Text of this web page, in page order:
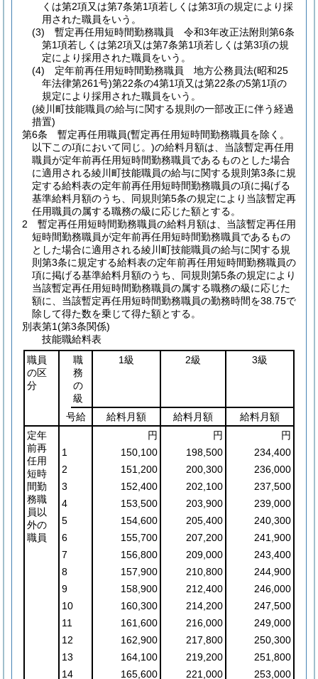
くは第2項又は第7条第1項若しくは第3項の規定により採
用された職員をいう。
(3)
暫定再任用短時間勤務職員 令和3年改正法附則第6条
第1項若しくは第2項又は第7条第1項若しくは第3項の規
定により採用された職員をいう。
(4)
定年前再任用短時間勤務職員 地方公務員法(昭和25
年法律第261号)第22条の4第1項又は第22条の5第1項の
規定により採用された職員をいう。
(綾川町技能職員の給与に関する規則の一部改正に伴う経過
措置)
第6条
暫定再任用職員(暫定再任用短時間勤務職員を除く。
以下この項において同じ。)の給料月額は、当該暫定再任用
職員が定年前再任用短時間勤務職員であるものとした場合
に適用される綾川町技能職員の給与に関する規則第3条に規
定する給料表の定年前再任用短時間勤務職員の項に掲げる
基準給料月額のうち、同規則第5条の規定により当該暫定再
任用職員の属する職務の級に応じた額とする。
2
暫定再任用短時間勤務職員の給料月額は、当該暫定再任用
短時間勤務職員が定年前再任用短時間勤務職員であるもの
とした場合に適用される綾川町技能職員の給与に関する規
則第3条に規定する給料表の定年前再任用短時間勤務職員の
項に掲げる基準給料月額のうち、同規則第5条の規定により
当該暫定再任用短時間勤務職員の属する職務の級に応じた
額に、当該暫定再任用短時間勤務職員の勤務時間を38.75で
除して得た数を乗じて得た額とする。
別表第1(第3条関係)
技能職給料表
職員
の区
分
職
務
の
級
1級 2級 3級
号給 給料月額 給料月額
給料月額
定年
前再
任用
短時
間勤
務職
員以
外の
職員
円 円
円
1
150,100 198,500
234,400
2
151,200 200,300
236,000
3
152,400 202,100
237,500
4
153,500 203,900
239,000
5
154,600 205,400
240,300
6
155,700 207,200
241,900
7
156,800 209,000
243,400
8
157,900 210,800
244,900
9
158,900 212,400
246,000
10
160,300 214,200
247,500
11
161,600 216,000
249,000
12
162,900 217,800
250,300
13
164,100 219,200
251,800
14
165,600 221,000
253,000